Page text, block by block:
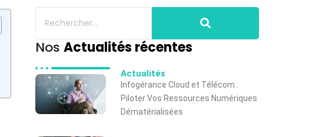
Nos Actualités récentes
Actualités
Infogérance Cloud et Télécom :
Piloter Vos Ressources Numériques
Dématérialisées